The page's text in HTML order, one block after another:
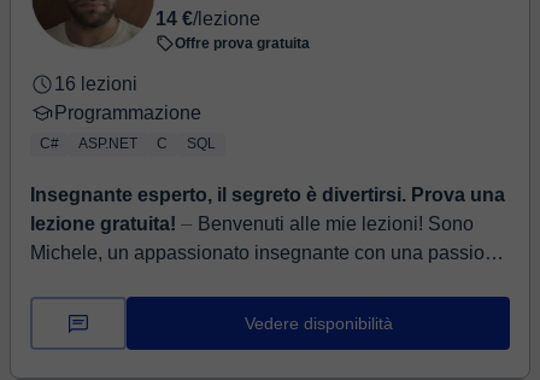
14 €/lezione
Offre prova gratuita
16 lezioni
Programmazione
C# ASP.NET C SQL
Insegnante esperto, il segreto è divertirsi. Prova una
lezione gratuita! ⏤ Benvenuti alle mie lezioni! Sono
Michele, un appassionato insegnante con una passione
La mia ...
Vedere disponibilità